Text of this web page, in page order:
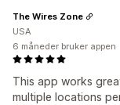
This app works
multiple locations
The Wires Zone
USA
6 måneder bruker appen